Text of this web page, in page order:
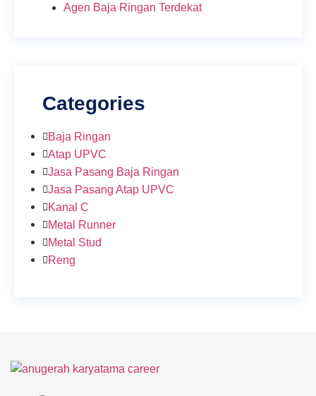
Agen Baja Ringan Terdekat
Categories
Baja Ringan
Atap UPVC
Jasa Pasang Baja Ringan
Jasa Pasang Atap UPVC
Kanal C
Metal Runner
Metal Stud
Reng